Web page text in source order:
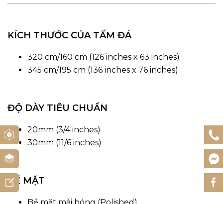
KÍCH THƯỚC CỦA TẤM ĐÁ
320 cm/160 cm (126 inches x 63 inches)
345 cm/195 cm (136 inches x 76 inches)
ĐỘ DÀY TIÊU CHUẨN
20mm (3/4 inches)
30mm (11/6 inches)
BỀ MẶT
Bề mặt mài bóng (Polished)